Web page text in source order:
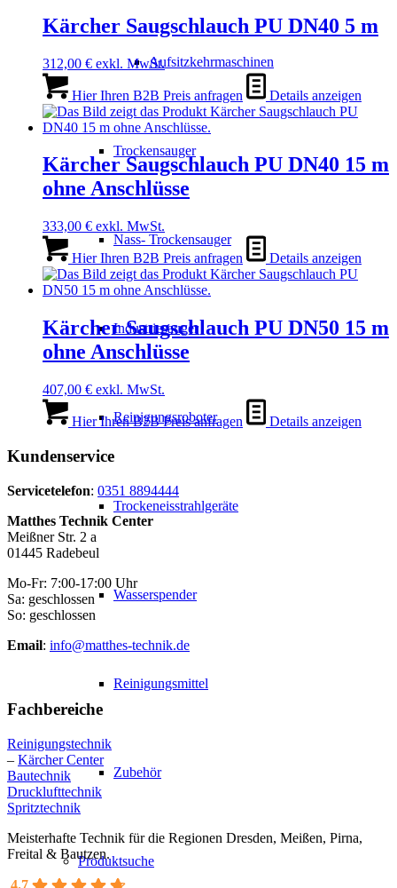
Aufsitzkehrmaschinen
Trockensauger
Nass- Trockensauger
Industriesauger
Reinigungsroboter
Trockeneisstrahlgeräte
Wasserspender
Reinigungsmittel
Zubehör
Produktsuche
Kärcher Saugschlauch PU DN40 5 m
312,00 € exkl. MwSt.
Hier Ihren B2B Preis anfragen Details anzeigen
Kärcher Saugschlauch PU DN40 15 m
ohne Anschlüsse
333,00 € exkl. MwSt.
Hier Ihren B2B Preis anfragen Details anzeigen
Kärcher Saugschlauch PU DN50 15 m
ohne Anschlüsse
407,00 € exkl. MwSt.
Hier Ihren B2B Preis anfragen Details anzeigen
Kundenservice
Servicetelefon: 0351 8894444
Matthes Technik Center
Meißner Str. 2 a
01445 Radebeul
Mo-Fr: 7:00-17:00 Uhr
Sa: geschlossen
So: geschlossen
Email: info@matthes-technik.de
Fachbereiche
Reinigungstechnik
– Kärcher Center
Bautechnik
Drucklufttechnik
Spritztechnik
Meisterhafte Technik für die Regionen Dresden, Meißen, Pirna,
Freital & Bautzen.
4.7